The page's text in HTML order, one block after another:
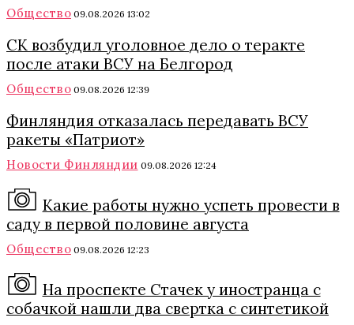
Общество 09.08.2026 13:02
СК возбудил уголовное дело о теракте
после атаки ВСУ на Белгород
Общество 09.08.2026 12:39
Финляндия отказалась передавать ВСУ
ракеты «Патриот»
Новости Финляндии 09.08.2026 12:24
Какие работы нужно успеть провести в
саду в первой половине августа
Общество 09.08.2026 12:23
На проспекте Стачек у иностранца с
собачкой нашли два свертка с синтетикой